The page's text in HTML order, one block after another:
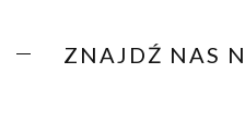
ZNAJDŹ NAS